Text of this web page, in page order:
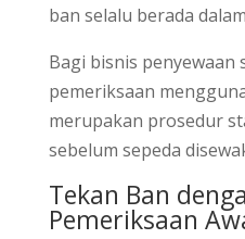
ban selalu berada
Bagi bisnis penyewaan
pemeriksaan
merupakan prosedur
sebelum sepeda
Tekan Ban
Pemeriksaan